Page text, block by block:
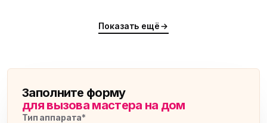
Показать ещё
Заполните форму
для вызова мастера на дом
Тип аппарата*